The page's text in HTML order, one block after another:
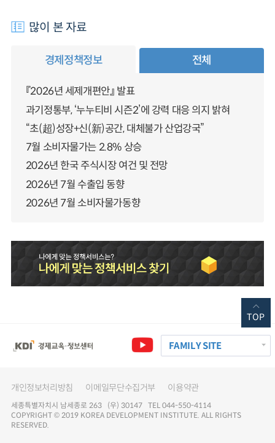
많이 본 자료
경제정책정보 전체
『2026년 세제개편안』 발표
과기정통부, ‘누누티비 시즌2’에 강력 대응 의지 밝혀
“초(超)성장+신(新)공간, 대체불가 산업강국”
7월 소비자물가는 2.8% 상승
2026년 한국 주식시장 여건 및 전망
2026년 7월 수출입 동향
2026년 7월 소비자물가동향
FAMILY SITE
개인정보처리방침 이메일무단수집거부 이용약관
세종특별자치시 남세종로 263 (우) 30147 TEL 044-550-4114
COPYRIGHT © 2019 KOREA DEVELOPMENT INSTITUTE. ALL RIGHTS
RESERVED.
TOP